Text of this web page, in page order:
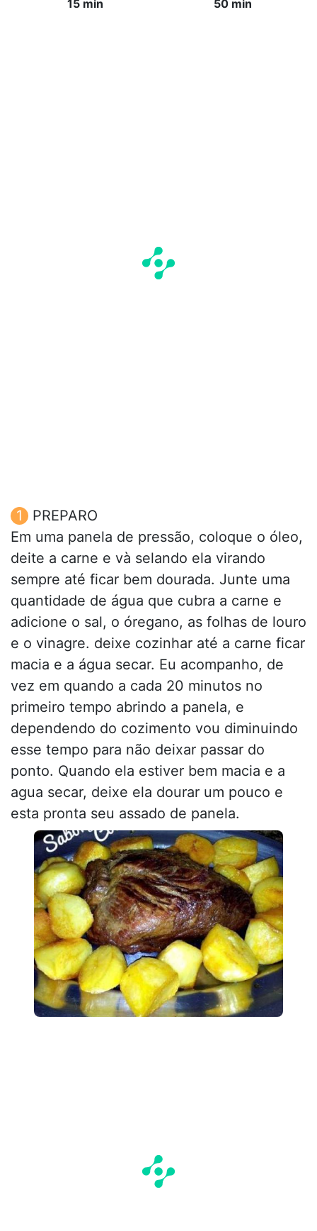
15 min 50 min
PREPARO
Em uma panela de pressão, coloque o óleo,
deite a carne e và selando ela virando
sempre até ficar bem dourada. Junte uma
quantidade de água que cubra a carne e
adicione o sal, o óregano, as folhas de louro
e o vinagre. deixe cozinhar até a carne ficar
macia e a água secar. Eu acompanho, de
vez em quando a cada 20 minutos no
primeiro tempo abrindo a panela, e
dependendo do cozimento vou diminuindo
esse tempo para não deixar passar do
ponto. Quando ela estiver bem macia e a
agua secar, deixe ela dourar um pouco e
esta pronta seu assado de panela.